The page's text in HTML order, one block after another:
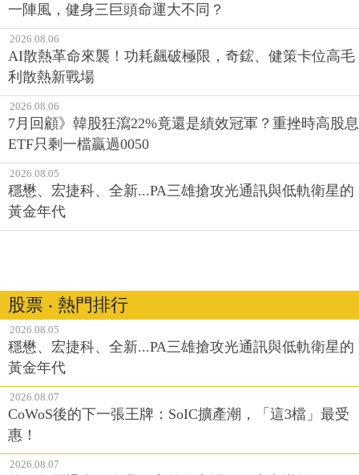
一陣風，健身三巨頭命運大不同？
2026.08.06
AI散熱革命來襲！功耗飆破極限，奇鋐、健策卡位高毛
利散熱新戰場
2026.08.06
7月回顧》韓股狂瀉22%竟還是績效冠軍？重挫時高股息
ETF只剩一檔贏過0050
2026.08.05
穩懋、宏捷科、全新...PA三雄搶攻光通訊與低軌衛星的
黃金年代
股票 ‧ 熱門排行
2026.08.05
穩懋、宏捷科、全新...PA三雄搶攻光通訊與低軌衛星的
黃金年代
2026.08.07
CoWoS後的下一張王牌：SoIC擴產潮，「這3檔」最受
惠！
2026.08.07